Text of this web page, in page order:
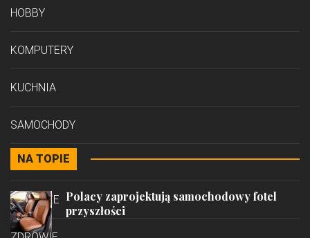
HOBBY
KOMPUTERY
KUCHNIA
SAMOCHODY
STYL
PODRÓŻE
NA TOPIE
Polacy zaprojektują samochodowy fotel
przyszłości